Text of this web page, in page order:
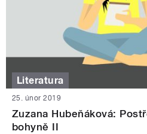
Literatura
25. únor 2019
Zuzana Hubeňáková:
bohyně II